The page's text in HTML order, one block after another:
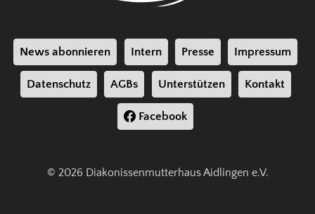
News abonnieren Intern Presse Impressum
Datenschutz AGBs Unterstützen Kontakt
Facebook
© 2026 Diakonissenmutterhaus Aidlingen e.V.